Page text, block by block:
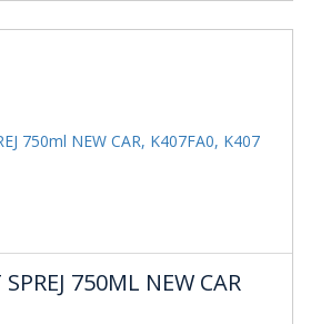
750ML NEW CAR